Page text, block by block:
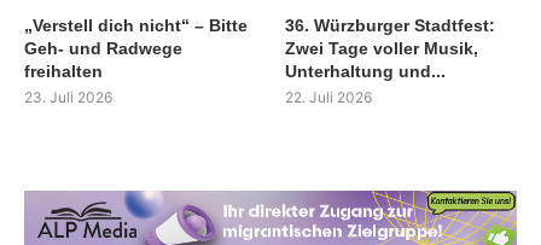
„Verstell dich nicht“ – Bitte
Geh- und Radwege
freihalten
23. Juli 2026
36. Würzburger Stadtfest:
Zwei Tage voller Musik,
Unterhaltung und...
22. Juli 2026